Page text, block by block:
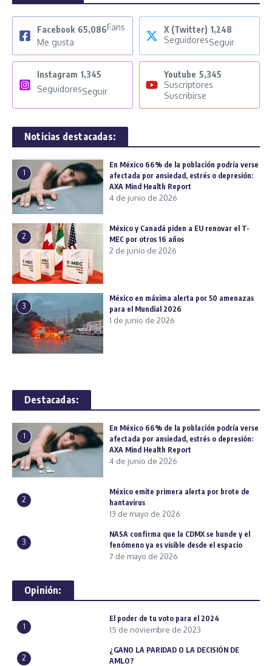
Facebook 65,086Fans
Me gusta
X (Twitter) 1,248
SeguidoresSeguir
Instagram 1,345
SeguidoresSeguir
Youtube 5,345
Suscriptores
Suscribirse
Noticias destacadas:
1
En México 66% de la población podría verse
afectada por ansiedad, estrés o depresión:
AXA Mind Health Report
4 de junio de 2026
2
México y Canadá piden a EU renovar el T-
MEC por otros 16 años
2 de junio de 2026
3
México en máxima alerta por 50 amenazas
para el Mundial 2026
1 de junio de 2026
Destacadas:
1
En México 66% de la población podría verse
afectada por ansiedad, estrés o depresión:
AXA Mind Health Report
4 de junio de 2026
2
México emite primera alerta por brote de
hantavirus
13 de mayo de 2026
3
NASA confirma que la CDMX se hunde y el
fenómeno ya es visible desde el espacio
7 de mayo de 2026
Opinión:
1
El poder de tu voto para el 2024
15 de noviembre de 2023
2
¿GANO LA PARIDAD O LA DECISIÓN DE
AMLO?